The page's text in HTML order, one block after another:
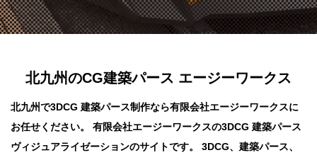
北九州のCG建築パース エージーワークス
北九州で3DCG 建築パース制作なら有限会社エージーワークスに
お任せください。
有限会社エージーワークスの3DCG 建築パース
ヴィジュアライゼーションのサイトです。
3DCG、建築パース、